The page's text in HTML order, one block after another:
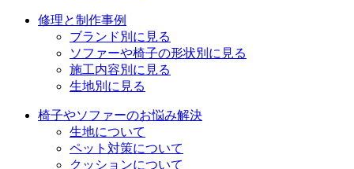
修理と制作事例
ブランド別に見る
ソファーや椅子の形状別に見る
施工内容別に見る
生地別に見る
椅子やソファーのお悩み解決
生地について
ペット対策について
クッションについて